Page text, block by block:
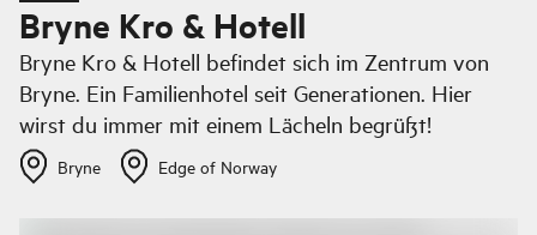
Bryne Kro & Hotell
Bryne Kro & Hotell befindet sich im Zentrum von
Bryne. Ein Familienhotel seit Generationen. Hier
wirst du immer mit einem Lächeln begrüßt!
Bryne Edge of Norway